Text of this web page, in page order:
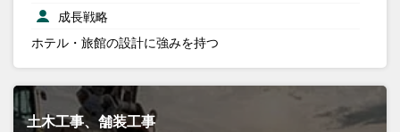
成長戦略
ホテル・旅館の設計に強みを持つ
土木工事、舗装工事